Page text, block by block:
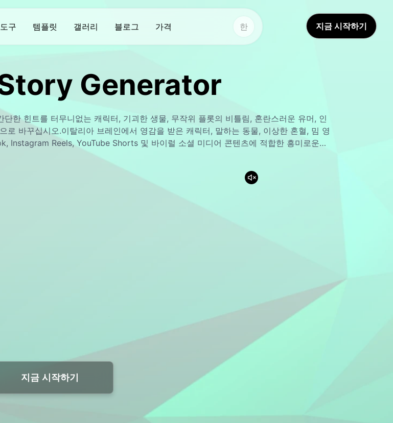
구 템플릿 갤러리 블로그 가격 한
Hot
으로
오로 변환
New
텍스트에서 이미지로
Hot
AI 필터
배경 제거제 New
포토 인핸서
보이스 스튜디오
비디오 번역기 New
AI 사운드
Hot
기
텍스트에서 이미지로
Hot
배경 제거제
지브리 알 제네레이터
액션 맵 생성기 New
AI 영상 번역
Hot
보이스 클론
Video Enhancer
지금 시작하기
Generator
한 힌트를 터무니없는 캐릭터, 기괴한 생물, 무작위 플롯의 비틀림, 혼란스러운 유머, 인
바꾸십시오.이탈리아 브레인에서 영감을 받은 캐릭터, 말하는 동물, 이상한 혼혈, 밈 영
Instagram Reels, YouTube Shorts 및 바이럴 소셜 미디어 콘텐츠에 적합한 흥미로운
디오로 아이디어를 자동으로 변환합니다.
지금 시작하기